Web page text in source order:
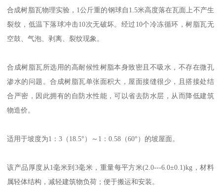
合成树脂瓦物理实验，1公斤重的钢球自1.5米高度落在瓦面上不产生
裂纹，低温下落球冲击10次无破坏。经过10个冷冻循环，树脂瓦无
空鼓、气泡、剥离、裂纹现象。
合成树脂瓦所选用的高耐候性树脂本身致密且不吸水，不存在微孔
渗水的问题。合成树脂瓦单张面积大，屋面接缝很少，且搭接处结
合严密，因此拥有的自防水性能，可以省去防水层，从而降低建筑
物造价。
适用于坡度为1：3（18.5°）～1：0.58（60°）的坡屋面。
该产品厚度从1毫米到3毫米，重量每平方米(2.0---6.0±0.1)kg，材料
属轻体结构，减轻建筑物负荷；便于搬运和安装。